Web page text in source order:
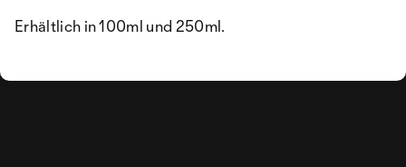
Erhältlich in 100ml und 250ml.